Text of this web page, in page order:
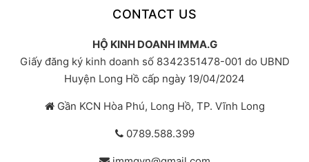
CONTACT US
HỘ KINH DOANH IMMA.G
Giấy đăng ký kinh doanh số 8342351478-001 do UBND
Huyện Long Hồ cấp ngày 19/04/2024
Gần KCN Hòa Phú, Long Hồ, TP. Vĩnh Long
0789.588.399